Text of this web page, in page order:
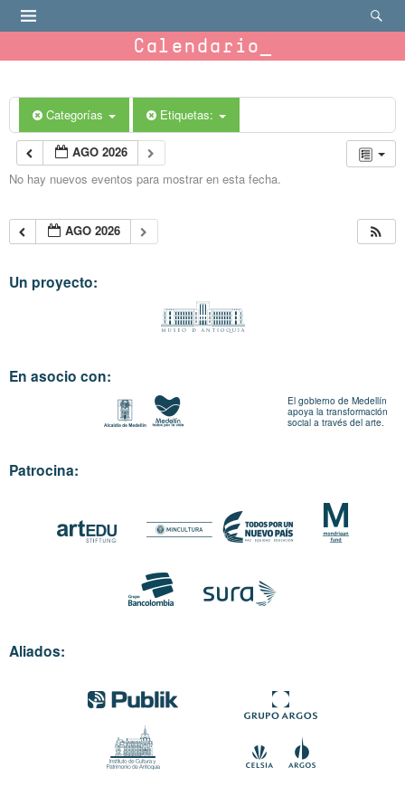
Calendario
Categorías Etiquetas:
AGO 2026
No hay nuevos eventos para mostrar en esta fecha.
AGO 2026
Un proyecto:
En asocio con:
El gobierno de Medellín
apoya la transformación
social a través del arte.
Patrocina:
Aliados: